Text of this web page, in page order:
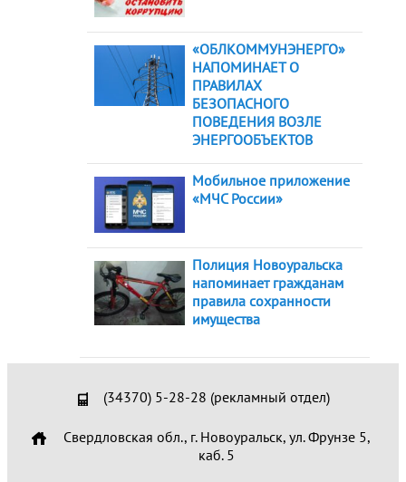
«ОБЛКОММУНЭНЕРГО»
НАПОМИНАЕТ О
ПРАВИЛАХ
БЕЗОПАСНОГО
ПОВЕДЕНИЯ ВОЗЛЕ
ЭНЕРГООБЪЕКТОВ
Мобильное приложение
«МЧС России»
Полиция Новоуральска
напоминает гражданам
правила сохранности
имущества
(34370) 5-28-28 (рекламный отдел)
Свердловская обл., г. Новоуральск, ул. Фрунзе 5,
каб. 5